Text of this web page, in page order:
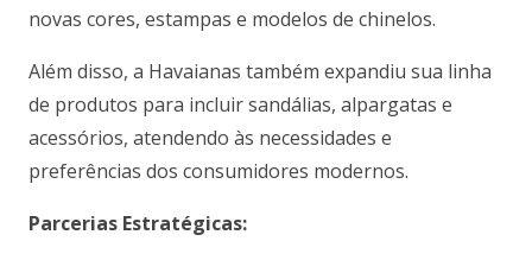
novas cores, estampas e modelos de chinelos.
Além disso, a Havaianas também expandiu sua linha
de produtos para incluir sandálias, alpargatas e
acessórios, atendendo às necessidades e
preferências dos consumidores modernos.
Parcerias Estratégicas: